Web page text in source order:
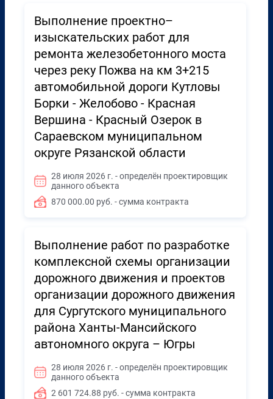
Выполнение проектно–
изыскательских работ для
ремонта железобетонного моста
через реку Пожва на км 3+215
автомобильной дороги Кутловы
Борки - Желобово - Красная
Вершина - Красный Озерок в
Сараевском муниципальном
округе Рязанской области
28 июля 2026 г. - определён проектировщик
данного объекта
870 000.00 руб. - сумма контракта
Выполнение работ по разработке
комплексной схемы организации
дорожного движения и проектов
организации дорожного движения
для Сургутского муниципального
района Ханты-Мансийского
автономного округа – Югры
28 июля 2026 г. - определён проектировщик
данного объекта
2 601 724.88 руб. - сумма контракта